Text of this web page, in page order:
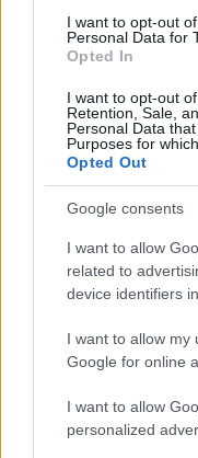
I want to opt-out
Personal Data for
Opted In
I want to opt-out
Retention, Sale,
Personal Data
Purposes for
Opted Out
Google consents
I want to allow
related to
device identifiers
I want to allow my
Google for online
I want to allow
personalized
Indulhat a Honvéd tér
klímatudatos
középpontba.
M1
Új